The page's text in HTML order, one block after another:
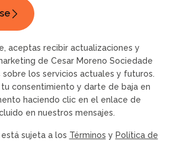
aceptas recibir actualizaciones y
de Cesar Moreno Sociedade
los servicios actuales y futuros.
tu consentimiento y darte de baja en
haciendo clic en el enlace de
en nuestros mensajes.
sujeta a los Términos y Política de